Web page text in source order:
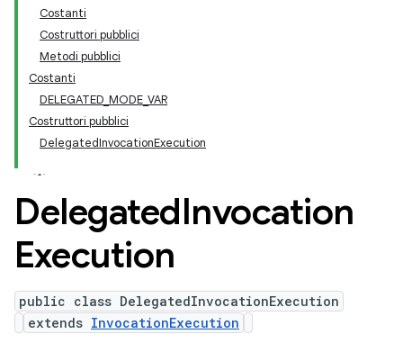
Costanti
Costruttori pubblici
Metodi pubblici
Costanti
DELEGATED_MODE_VAR
Costruttori pubblici
DelegatedInvocationExecution
DelegatedInvocation
Execution
public class DelegatedInvocationExecution
extends InvocationExecution